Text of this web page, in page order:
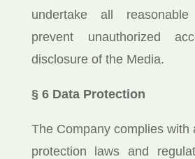
undertake all
prevent unauthorized
disclosure of the Media.
§ 6 Data Protection
The Company complies with
protection laws and